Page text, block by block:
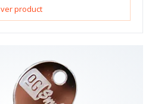
ver product